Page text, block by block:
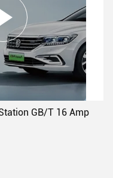
GB/T 16 Amp